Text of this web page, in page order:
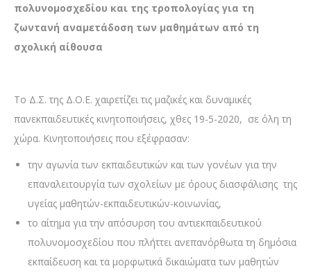
πολυνομοσχεδίου και της τροπολογίας για τη
ζωντανή αναμετάδοση των μαθημάτων από τη
σχολική αίθουσα
Το Δ.Σ. της Δ.Ο.Ε. χαιρετίζει τις μαζικές και δυναμικές
πανεκπαιδευτικές κινητοποιήσεις, χθες 19-5-2020, σε όλη τη
χώρα. Κινητοποιήσεις που εξέφρασαν:
την αγωνία των εκπαιδευτικών και των γονέων για την
επαναλειτουργία των σχολείων με όρους διασφάλισης της
υγείας μαθητών-εκπαιδευτικών-κοινωνίας,
το αίτημα για την απόσυρση του αντιεκπαιδευτικού
πολυνομοσχεδίου που πλήττει ανεπανόρθωτα τη δημόσια
εκπαίδευση και τα μορφωτικά δικαιώματα των μαθητών